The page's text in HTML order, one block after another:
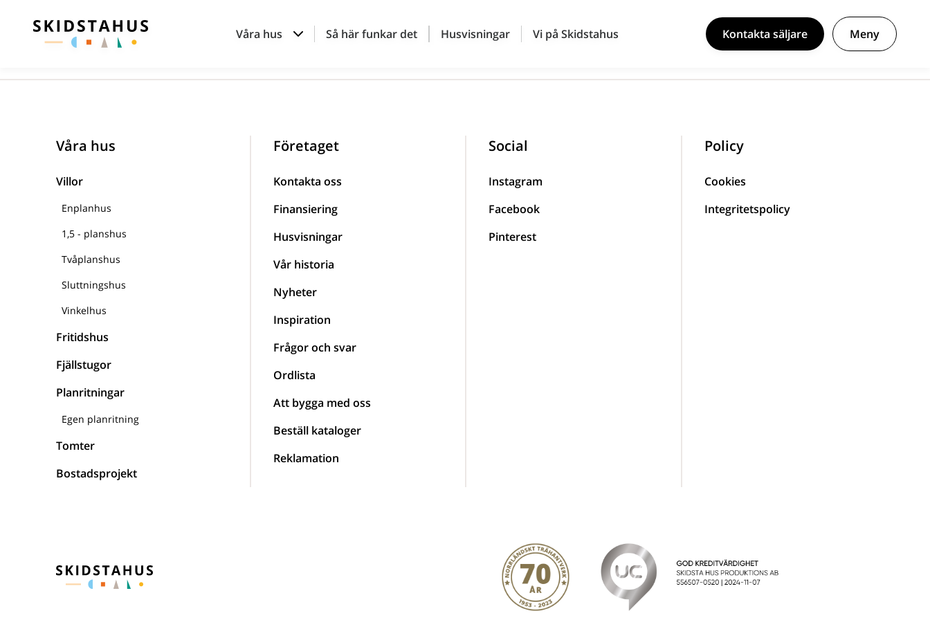
Våra hus Så här funkar det Husvisningar Vi på Skidstahus Kontakta säljare Meny
Våra hus
Villor
Enplanhus
1,5 - planshus
Tvåplanshus
Sluttningshus
Vinkelhus
Fritidshus
Fjällstugor
Planritningar
Egen planritning
Tomter
Bostadsprojekt
Företaget
Kontakta oss
Finansiering
Husvisningar
Vår historia
Nyheter
Inspiration
Frågor och svar
Ordlista
Att bygga med oss
Beställ kataloger
Reklamation
Social
Instagram
Facebook
Pinterest
Policy
Cookies
Integritetspolicy